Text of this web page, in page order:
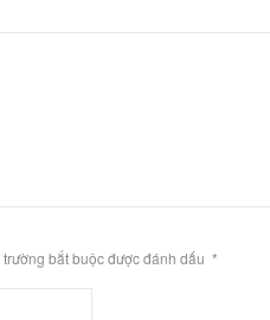
bắt buộc được đánh dấu *